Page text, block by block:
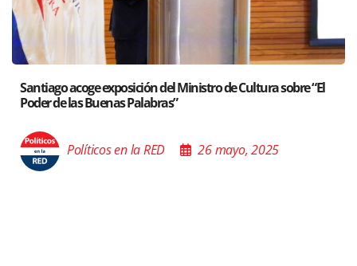
Santiago acoge exposición del Ministro de Cultura sobre “El
Poder de las Buenas Palabras”
Políticos en la RED 26 mayo, 2025